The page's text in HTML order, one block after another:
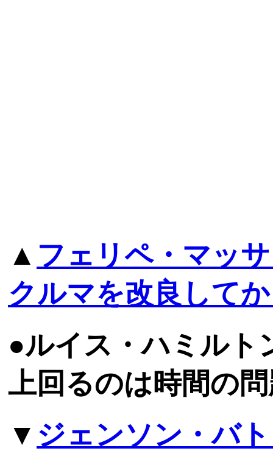
▲ フェリペ・マッ
クルマを改良して
●ルイス・ハミルト
上回るのは時間の
▼ ジェンソン・バ